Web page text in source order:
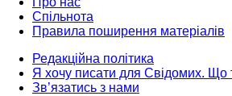
Спільнота
Правила поширення матеріалів
Редакційна політика
Я хочу писати для Свідомих. Що
Зв’язатись з нами